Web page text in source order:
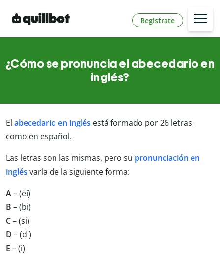
Regístrate
¿Cómo se pronuncia el abecedario en
inglés?
El abecedario en inglés está formado por 26 letras,
como en español.
Las letras son las mismas, pero su pronunciación en
inglés varía de la siguiente forma:
A– (ei)
B – (bi)
C– (si)
D – (di)
E – (i)